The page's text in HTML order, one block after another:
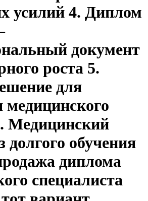
усилий 4. Диплом
документ
роста 5.
для
медицинского
Медицинский
долгого обучения
диплома
специалиста